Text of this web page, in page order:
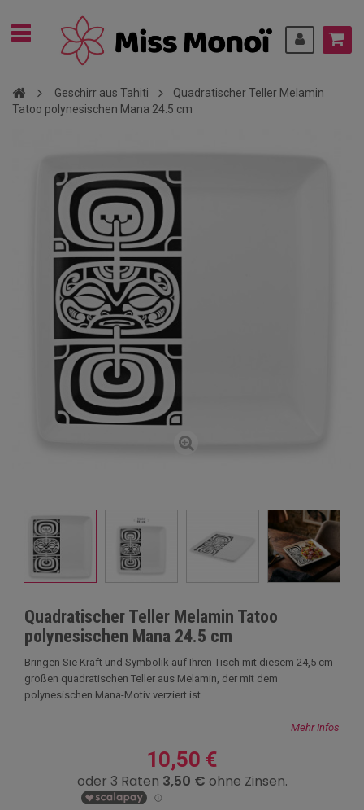
Geschirr aus Tahiti
Quadratischer Teller Melamin
Tatoo polynesischen Mana 24.5 cm
Quadratischer Teller Melamin Tatoo
polynesischen Mana 24.5 cm
Bringen Sie Kraft und Symbolik auf Ihren Tisch mit diesem 24,5 cm
großen quadratischen Teller aus Melamin, der mit dem
polynesischen Mana-Motiv verziert ist. ...
Mehr Infos
10,50 €